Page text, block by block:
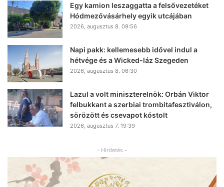
Egy kamion leszaggatta a felsővezetéket
Hódmezővásárhely egyik utcájában
2026, augusztus 8. 09:56
Napi pakk: kellemesebb idővel indul a
hétvége és a Wicked-láz Szegeden
2026, augusztus 8. 06:30
Lazul a volt miniszterelnök: Orbán Viktor
felbukkant a szerbiai trombitafesztiválon,
sörözött és csevapot kóstolt
2026, augusztus 7. 19:39
- Hirdetés -